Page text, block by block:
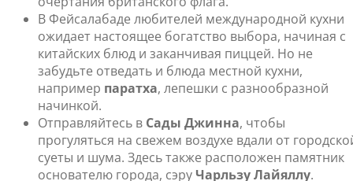
В Фейсалабаде любителей международной кухни
ожидает настоящее богатство выбора, начиная с
китайских блюд и заканчивая пиццей. Но не
забудьте отведать и блюда местной кухни,
например паратха, лепешки с разнообразной
начинкой.
Отправляйтесь в Сады Джинна, чтобы
прогуляться на свежем воздухе вдали от
суеты и шума. Здесь также расположен памятник
основателю города, сэру Чарльзу Лайяллу.